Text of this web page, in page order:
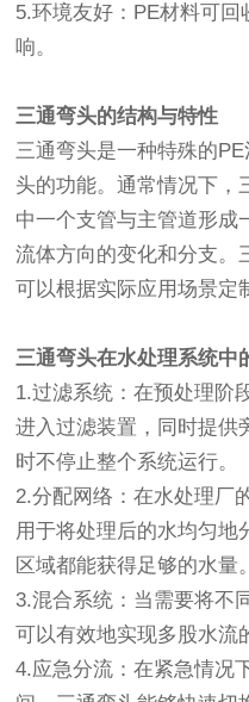
5.环境友好：PE材料可
响。
三通弯头的结构与特性
三通弯头是一种特殊的
头的功能。通常情况下，
中一个支管与主管道形成
流体方向的变化和分支。
可以根据实际应用场景定
三通弯头在水处理系统中
1.过滤系统：在预处理阶
进入过滤装置，同时提供
时不停止整个系统运行。
2.分配网络：在水处理厂
用于将处理后的水均匀地
区域都能获得足够的水量。
3.混合系统：当需要将不
可以有效地实现多股水流
4.应急分流：在紧急情况